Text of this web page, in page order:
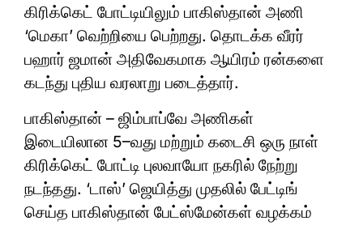
கிரிக்கெட் போட்டியிலும் பாகிஸ்தான் அணி
‘மெகா’ வெற்றியை பெற்றது. தொடக்க வீரர்
பஹார் ஜமான் அதிவேகமாக ஆயிரம் ரன்களை
கடந்து புதிய வரலாறு படைத்தார்.
பாகிஸ்தான் – ஜிம்பாப்வே அணிகள்
இடையிலான 5–வது மற்றும் கடைசி ஒரு நாள்
கிரிக்கெட் போட்டி புலவாயோ நகரில் நேற்று
நடந்தது. ‘டாஸ்’ ஜெயித்து முதலில் பேட்டிங்
செய்த பாகிஸ்தான் பேட்ஸ்மேன்கள் வழக்கம்